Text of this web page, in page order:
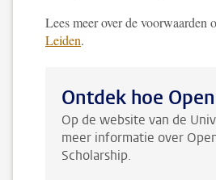
Lees meer over de voorwaarden
Leiden.
Ontdek hoe
Op de website van de
meer informatie over
Scholarship.